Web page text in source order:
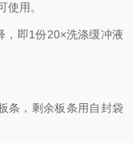
用。
，即1份20×洗涤缓冲液
条，剩余板条用自封袋